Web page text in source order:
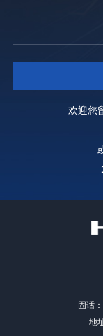
欢迎您
固话：
地